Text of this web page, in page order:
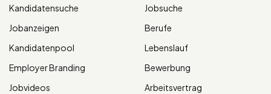
Kandidatensuche
Jobanzeigen
Kandidatenpool
Employer Branding
Jobvideos
Jobsuche
Berufe
Lebenslauf
Bewerbung
Arbeitsvertrag